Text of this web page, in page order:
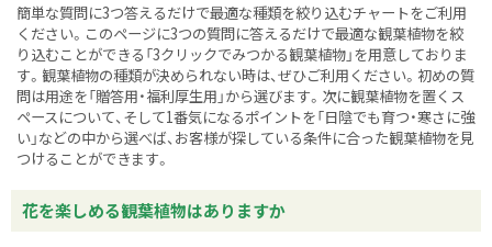
簡単な質問に3つ答えるだけで最適な種類を絞り込むチャートをご利用
ください。このページに3つの質問に答えるだけで最適な観葉植物を絞
り込むことができる「3クリックでみつかる観葉植物」を用意しておりま
す。観葉植物の種類が決められない時は、ぜひご利用ください。初めの質
問は用途を「贈答用・福利厚生用」から選びます。次に観葉植物を置くス
ペースについて、そして1番気になるポイントを「日陰でも育つ・寒さに強
い」などの中から選べば、お客様が探している条件に合った観葉植物を見
つけることができます。
花を楽しめる観葉植物はありますか